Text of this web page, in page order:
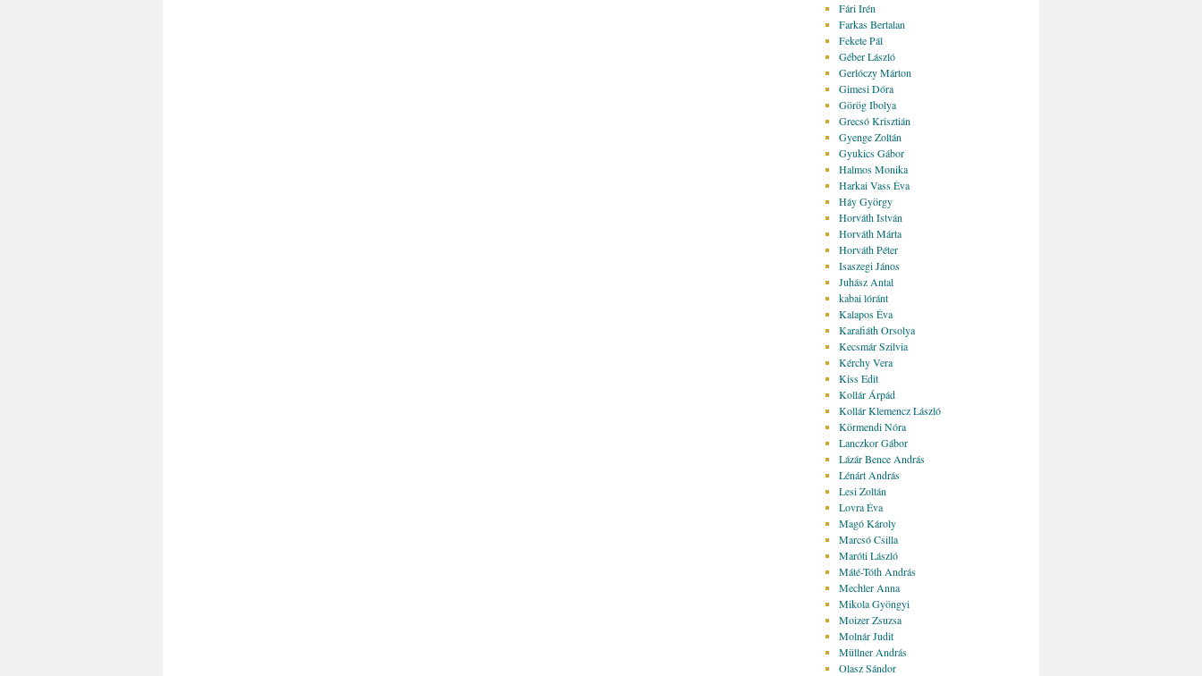
Fári Irén
Farkas Bertalan
Fekete Pál
Géber László
Gerlóczy Márton
Gimesi Dóra
Görög Ibolya
Grecsó Krisztián
Gyenge Zoltán
Gyukics Gábor
Halmos Monika
Harkai Vass Éva
Háy György
Horváth István
Horváth Márta
Horváth Péter
Isaszegi János
Juhász Antal
kabai lóránt
Kalapos Éva
Karafiáth Orsolya
Kecsmár Szilvia
Kérchy Vera
Kiss Edit
Kollár Árpád
Kollár Klemencz László
Körmendi Nóra
Lanczkor Gábor
Lázár Bence András
Lénárt András
Lesi Zoltán
Lovra Éva
Magó Károly
Marcsó Csilla
Maróti László
Máté-Tóth András
Mechler Anna
Mikola Gyöngyi
Moizer Zsuzsa
Molnár Judit
Müllner András
Olasz Sándor